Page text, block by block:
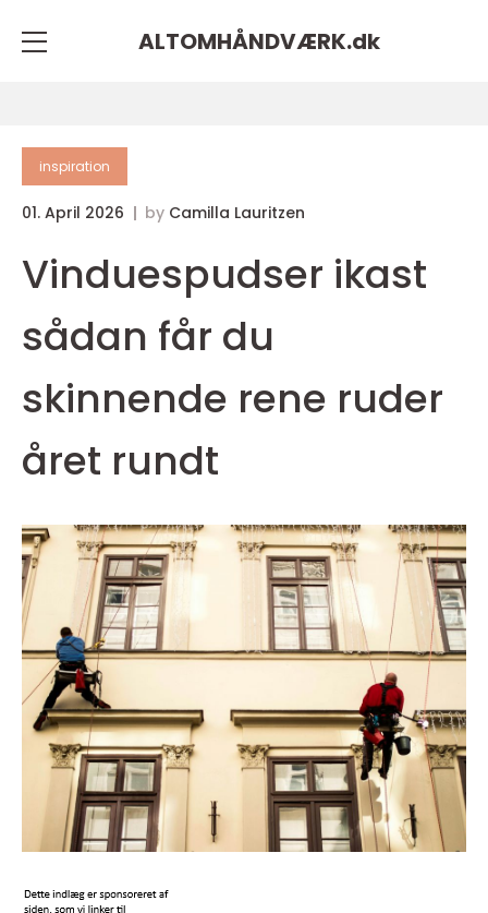
ALTOMHÅNDVÆRK.dk
inspiration
01. April 2026 by Camilla Lauritzen
Vinduespudser ikast
sådan får du
skinnende rene ruder
året rundt